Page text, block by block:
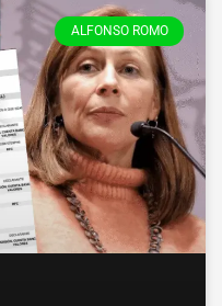
ALFONSO ROMO